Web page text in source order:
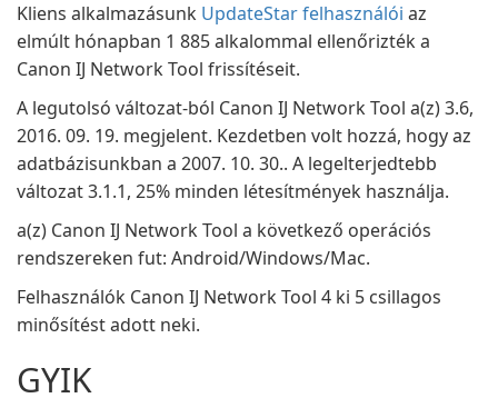
Kliens alkalmazásunk UpdateStar felhasználói az
elmúlt hónapban 1 885 alkalommal ellenőrizték a
Canon IJ Network Tool frissítéseit.
A legutolsó változat-ból Canon IJ Network Tool a(z) 3.6,
2016. 09. 19. megjelent. Kezdetben volt hozzá, hogy az
adatbázisunkban a 2007. 10. 30.. A legelterjedtebb
változat 3.1.1, 25% minden létesítmények használja.
a(z) Canon IJ Network Tool a következő operációs
rendszereken fut: Android/Windows/Mac.
Felhasználók Canon IJ Network Tool 4 ki 5 csillagos
minősítést adott neki.
GYIK